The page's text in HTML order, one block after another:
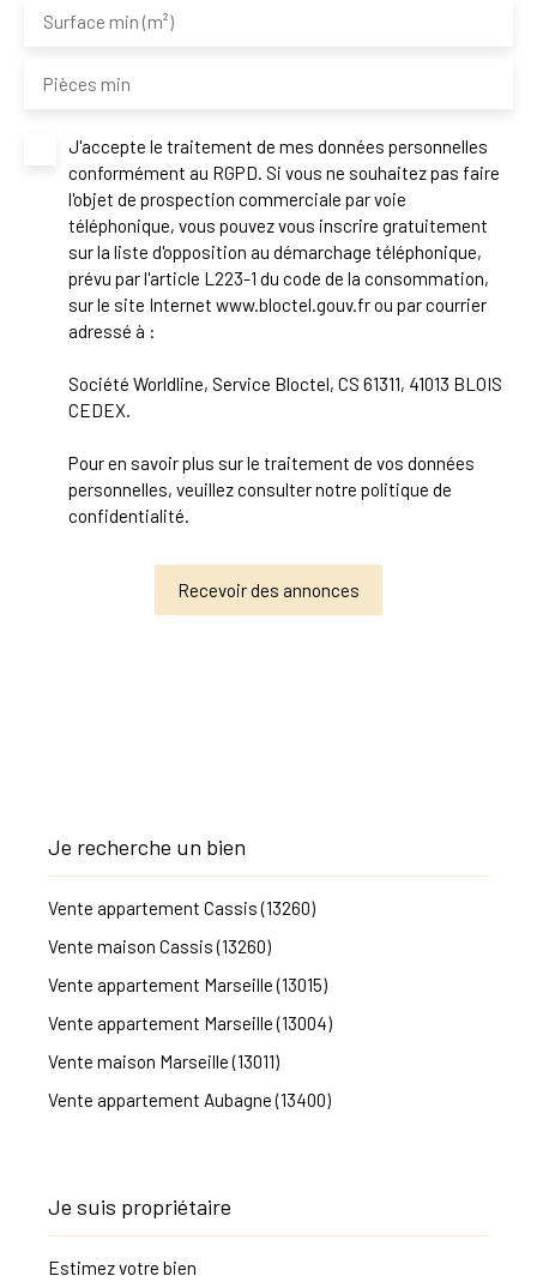
Surface min (m²)
Pièces min
J'accepte le traitement de mes données personnelles
conformément au RGPD. Si vous ne souhaitez pas faire
l'objet de prospection commerciale par voie
téléphonique, vous pouvez vous inscrire gratuitement
sur la liste d'opposition au démarchage téléphonique,
prévu par l'article L223-1 du code de la consommation,
sur le site Internet www.bloctel.gouv.fr ou par courrier
adressé à :
Société Worldline, Service Bloctel, CS 61311, 41013 BLOIS
CEDEX.
Pour en savoir plus sur le traitement de vos données
personnelles, veuillez consulter notre politique de
confidentialité.
Recevoir des annonces
Je recherche un bien
Vente appartement Cassis (13260)
Vente maison Cassis (13260)
Vente appartement Marseille (13015)
Vente appartement Marseille (13004)
Vente maison Marseille (13011)
Vente appartement Aubagne (13400)
Je suis propriétaire
Estimez votre bien